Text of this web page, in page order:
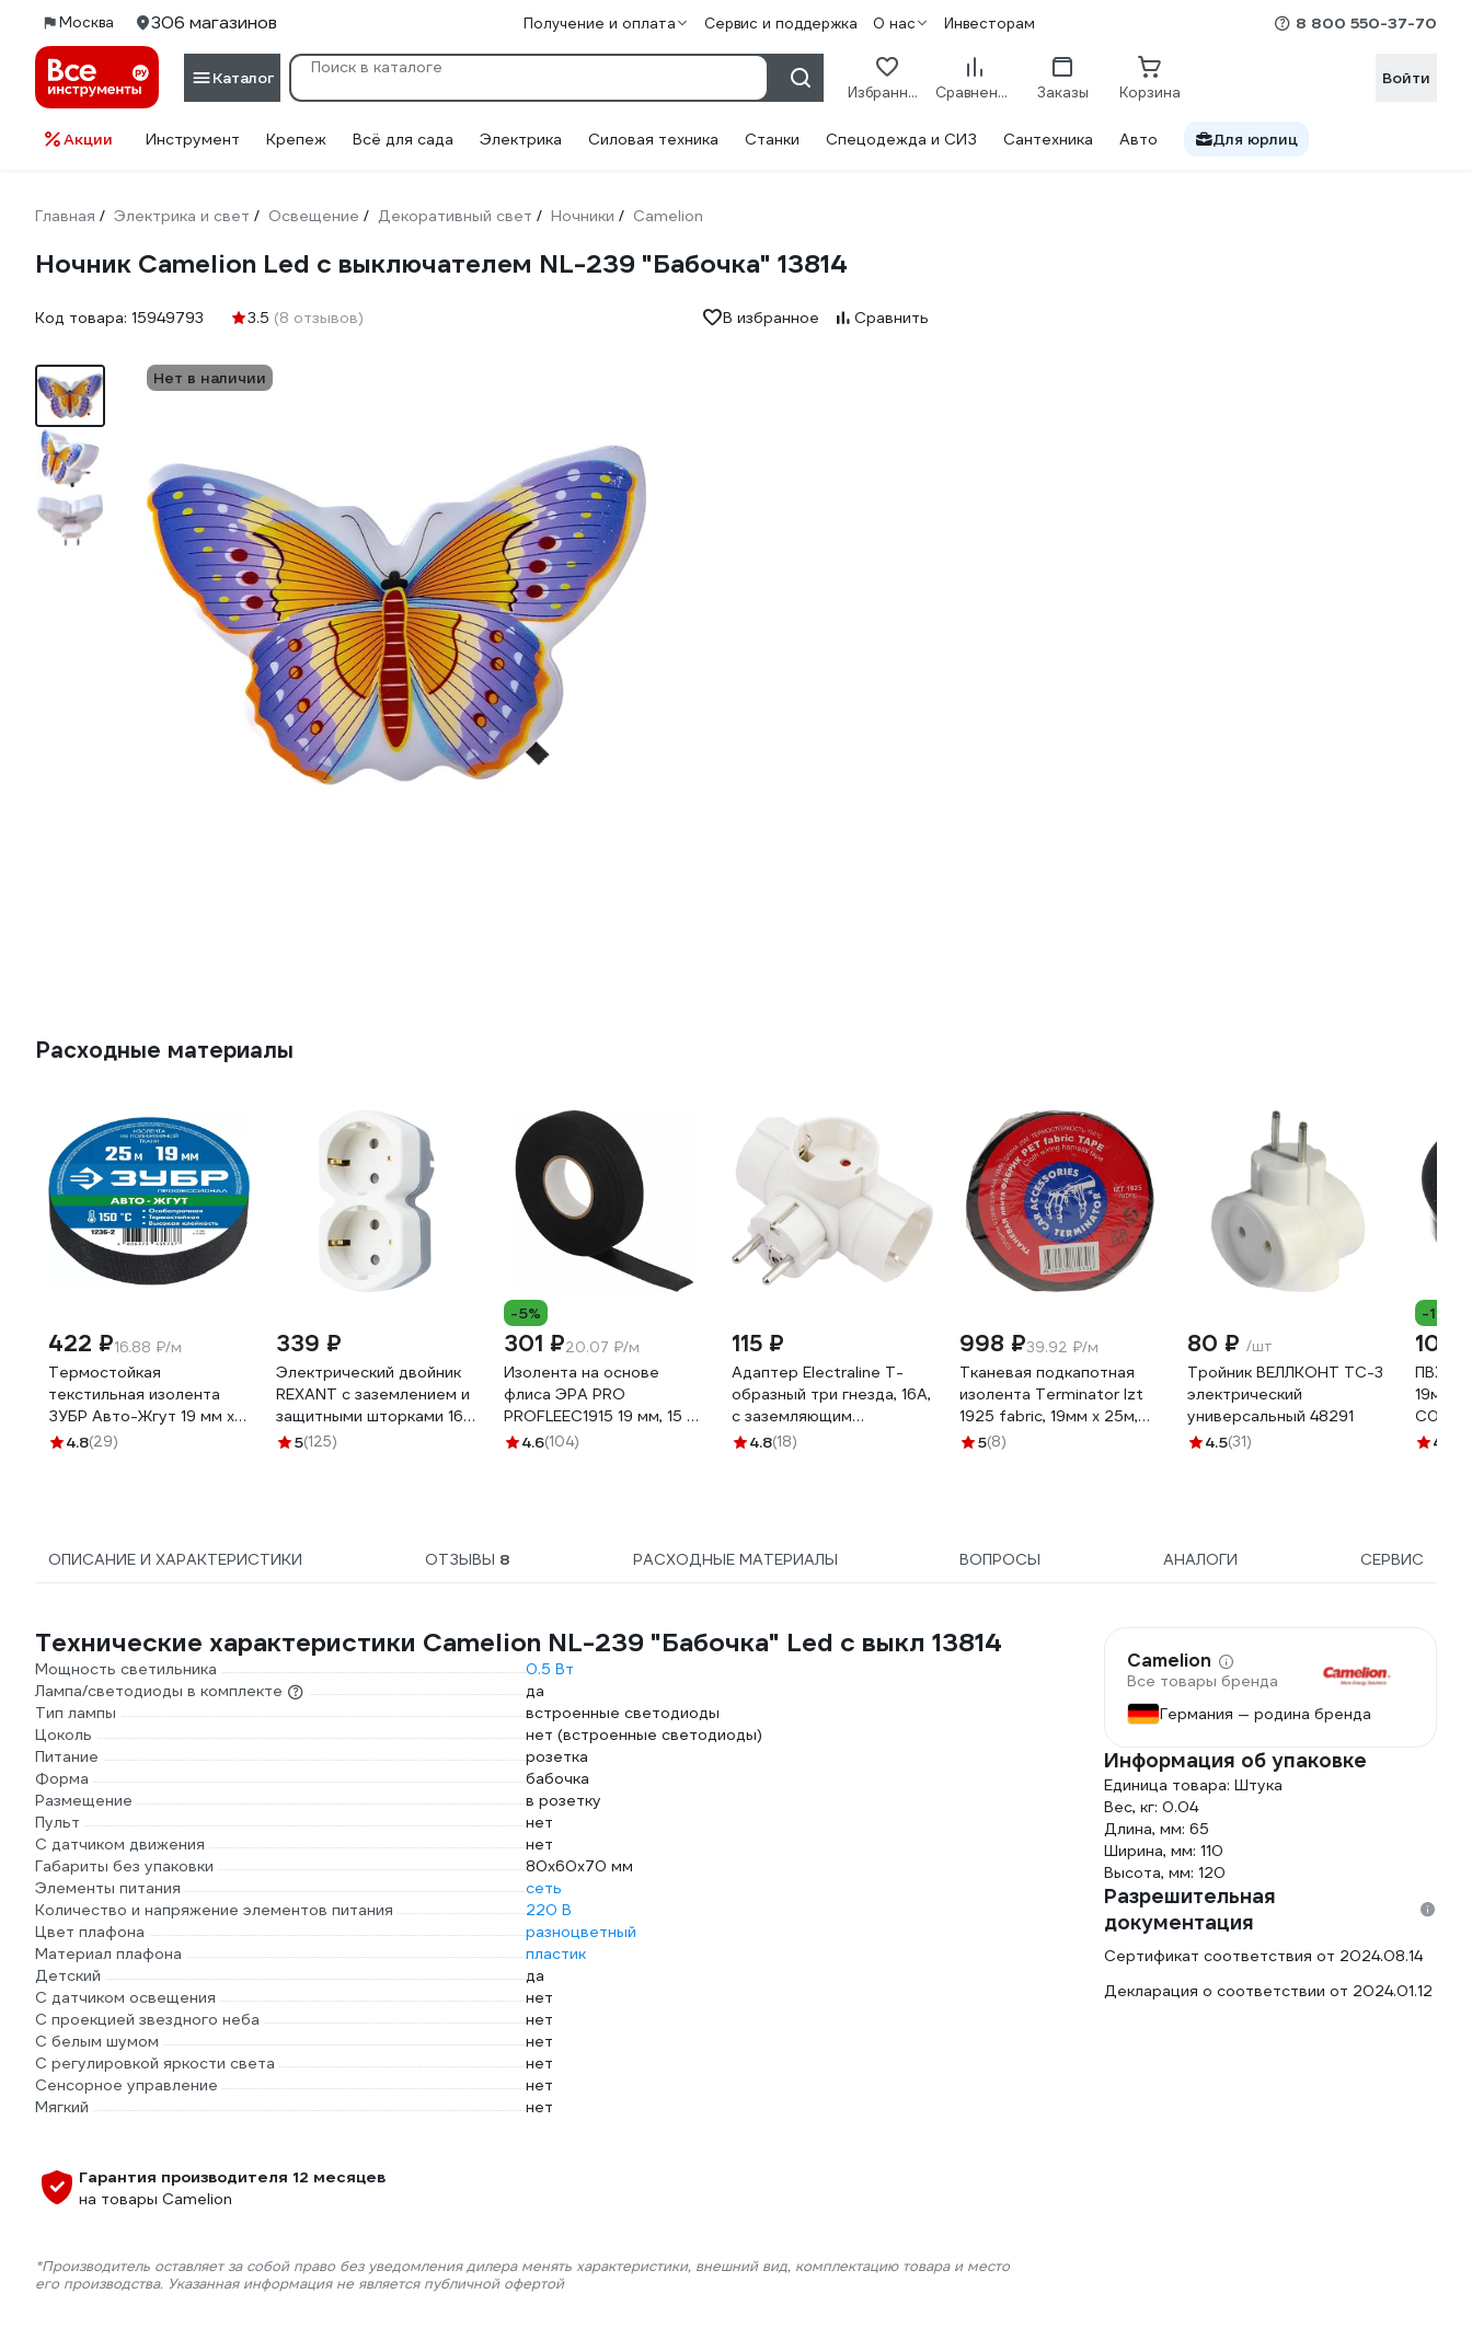
Москва 306 магазинов Получение и оплата Сервис и поддержка О нас Инвесторам 8 800 550-37-70
Каталог
Избранное Сравнение Заказы Корзина
Войти
Акции Инструмент Крепеж Всё для сада Электрика Силовая техника Станки Спецодежда и СИЗ Сантехника Авто Для юрлиц
Главная / Электрика и свет / Освещение / Декоративный свет / Ночники / Camelion
Ночник Camelion Led с выключателем NL-239 "Бабочка" 13814
Код товара: 15949793 3.5 (8 отзывов) В избранное Сравнить
Нет в наличии
Расходные материалы
422 ₽16.88 ₽/м
Термостойкая
текстильная изолента
ЗУБР Авто-Жгут 19 мм х
25 м 1236-2
4.8(29)
339 ₽
Электрический двойник
REXANT с заземлением и
защитными шторками 16
А белый 11-1087
5(125)
-5%
301 ₽20.07 ₽/м
Изолента на основе
флиса ЭРА PRO
PROFLEEC1915 19 мм, 15 м,
0,3 мм, черная Б0057181
4.6(104)
115 ₽
Адаптер Electraline T-
образный три гнезда, 16A,
с заземляющим
контактом, белый 55040
4.8(18)
998 ₽39.92 ₽/м
Тканевая подкапотная
изолента Terminator Izt
1925 fabric, 19мм х 25м,
толщина 0,25мм
5(8)
80 ₽ /шт
Тройник ВЕЛЛКОНТ ТС-3
электрический
универсальный 48291
4.5(31)
-15%
105
ПВХ-
4.8
ОПИСАНИЕ И ХАРАКТЕРИСТИКИ ОТЗЫВЫ 8 РАСХОДНЫЕ МАТЕРИАЛЫ ВОПРОСЫ АНАЛОГИ СЕРВИС
Технические характеристики Camelion NL-239 "Бабочка" Led с выкл 13814
Мощность светильника
0.5 Вт
Лампа/светодиоды в комплекте
да
Тип лампы
встроенные светодиоды
Цоколь
нет (встроенные светодиоды)
Питание
розетка
Форма
бабочка
Размещение
в розетку
Пульт
нет
С датчиком движения
нет
Габариты без упаковки
80х60х70 мм
Элементы питания
сеть
Количество и напряжение элементов питания
220 В
Цвет плафона
разноцветный
Материал плафона
пластик
Детский
да
С датчиком освещения
нет
С проекцией звездного неба
нет
С белым шумом
нет
С регулировкой яркости света
нет
Сенсорное управление
нет
Мягкий
нет
Гарантия производителя 12 месяцев
на товары Camelion
*Производитель оставляет за собой право без уведомления дилера менять характеристики, внешний вид, комплектацию товара и место
его производства. Указанная информация не является публичной офертой
Camelion
Все товары бренда
Германия — родина бренда
Информация об упаковке
Единица товара: Штука
Вес, кг: 0.04
Длина, мм: 65
Ширина, мм: 110
Высота, мм: 120
Разрешительная
документация
Сертификат соответствия от 2024.08.14
Декларация о соответствии от 2024.01.12